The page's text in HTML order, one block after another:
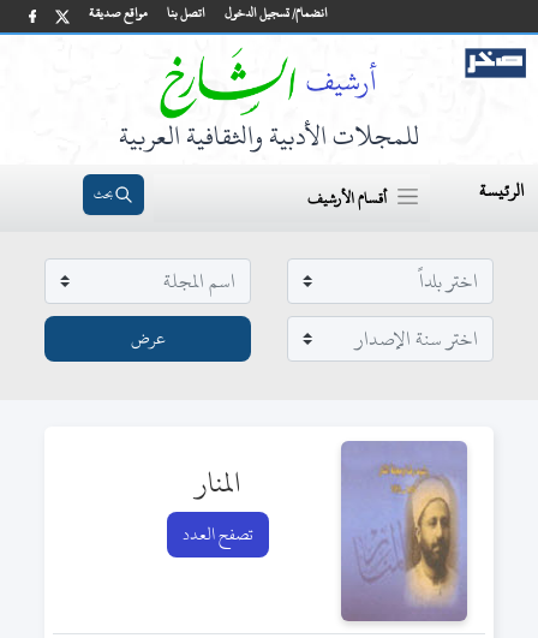
مواقع صديقة اتصل بنا انضمام/ تسجيل الدخول
للمجلات الأدبية والثقافية العربية
الرئيسة أقسام الأرشيف بحث
المنار
تصفح العدد